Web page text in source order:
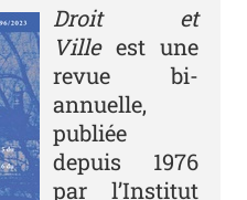
Revue &#34;Droit
Droit et
Villeest une
revue bi-
annuelle,
publiée
depuis 1976
par l’Institut